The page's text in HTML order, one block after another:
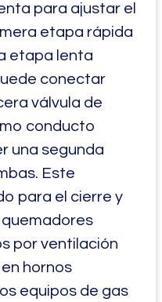
para ajustar el
etapa rápida
etapa lenta
conectar
válvula de
conducto
una segunda
Este
para el cierre y
por ventilación
hornos
equipos de gas